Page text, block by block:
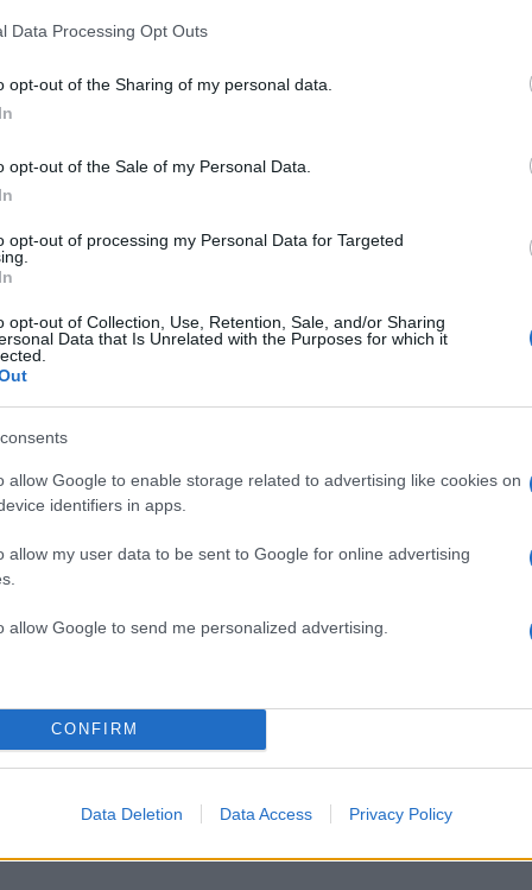
Data Processing Opt Outs
opt-out of the Sharing of my personal data.
opt-out of the Sale of my Personal Data.
opt-out of processing my Personal Data for Targeted
opt-out of Collection, Use, Retention, Sale, and/or Sharing
Data that Is Unrelated with the Purposes for which it
allow Google to enable storage related to advertising like cookies on
identifiers in apps.
allow my user data to be sent to Google for online advertising
allow Google to send me personalized advertising.
CONFIRM
Data Deletion Data Access Privacy Policy
θα μπορούσε να αποσπάσει την προσοχή από
δήλωσε εκπρόσωπος του Στρίτινγκ, τον οποίο
του δεν έχει κάνει κανένα σχόλιο σχετικά με
ΔΙΑΦΗΜΙΣΗ